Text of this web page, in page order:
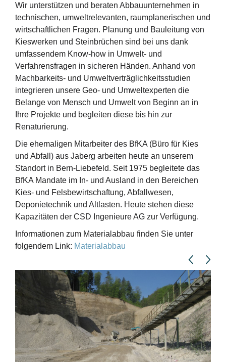
Wir unterstützen und beraten Abbauunternehmen in
technischen, umweltrelevanten, raumplanerischen und
wirtschaftlichen Fragen. Planung und Bauleitung von
Kieswerken und Steinbrüchen sind bei uns dank
umfassendem Know-how in Umwelt- und
Verfahrensfragen in sicheren Händen. Anhand von
Machbarkeits- und Umweltverträglichkeitsstudien
integrieren unsere Geo- und Umweltexperten die
Belange von Mensch und Umwelt von Beginn an in
Ihre Projekte und begleiten diese bis hin zur
Renaturierung.
Die ehemaligen Mitarbeiter des BfKA (Büro für Kies
und Abfall) aus Jaberg arbeiten heute an unserem
Standort in Bern-Liebefeld. Seit 1975 begleitete das
BfKA Mandate im In- und Ausland in den Bereichen
Kies- und Felsbewirtschaftung, Abfallwesen,
Deponietechnik und Altlasten. Heute stehen diese
Kapazitäten der CSD Ingenieure AG zur Verfügung.
Informationen zum Materialabbau finden Sie unter
folgendem Link: Materialabbau